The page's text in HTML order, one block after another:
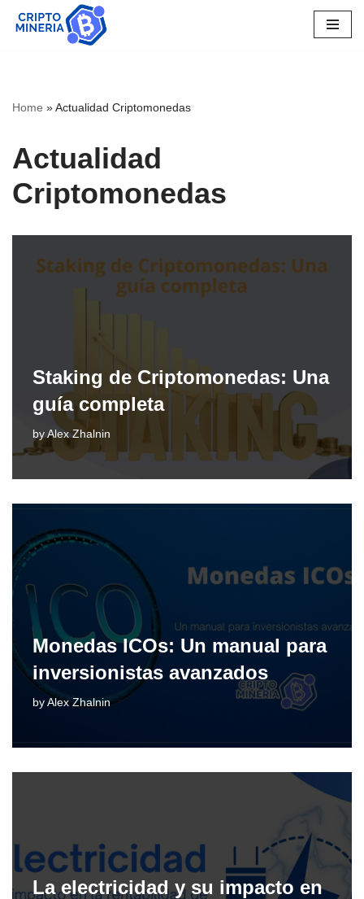
Home »Actualidad Criptomonedas
Actualidad
Criptomonedas
Staking de Criptomonedas: Una
guía completa
by Alex Zhalnin
Monedas ICOs: Un manual para
inversionistas avanzados
by Alex Zhalnin
La electricidad y su impacto en